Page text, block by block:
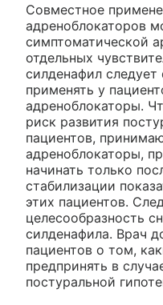
Совместное
адреноблокаторов
симптоматической
отдельных
силденафил
применять у
адреноблокаторы.
риск развития
пациентов,
адреноблокаторы,
начинать только
стабилизации
этих пациентов.
целесообразность
силденафила. Врач
пациентов о том,
предпринять в
постуральной